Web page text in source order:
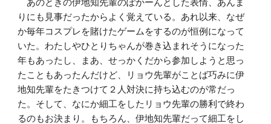
あのときの伊地知先輩のぽかーんとした表情、あんま
りにも見事だったからよく覚えている。あれ以来、なぜ
か毎年コスプレを賭けたゲームをするのが恒例になって
いた。わたしやひとりちゃんが巻き込まれそうになった
年もあったし、まあ、せっかくだから参加しようと思っ
たこともあったんだけど、リョウ先輩がことば巧みに伊
地知先輩をたきつけて２人対決に持ち込むのが常だっ
た。そして、なにか細工をしたリョウ先輩の勝利で終わ
るのもお決まり。もちろん、伊地知先輩だって細工をし